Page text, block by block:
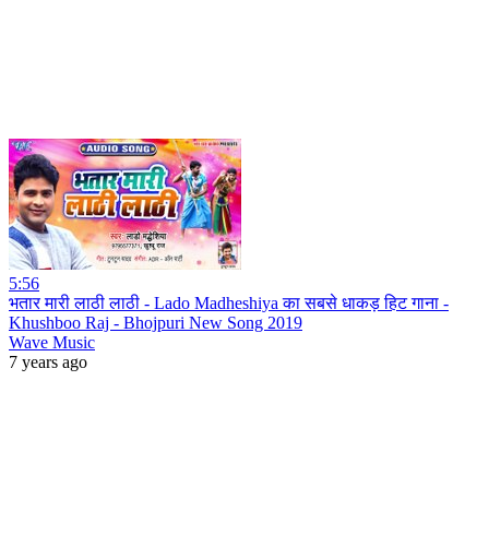
5:56
भतार मारी लाठी लाठी - Lado Madheshiya का सबसे धाकड़ हिट गाना -
Khushboo Raj - Bhojpuri New Song 2019
Wave Music
7 years ago